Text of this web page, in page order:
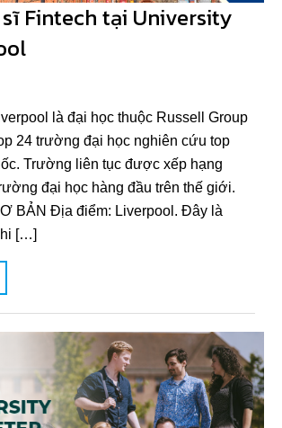
Fintech tại University
là đại học thuộc Russell Group
24 trường đại học nghiên cứu top
Trường liên tục được xếp hạng
đại học hàng đầu trên thế giới.
BẢN Địa điểm: Liverpool. Đây là
[…]